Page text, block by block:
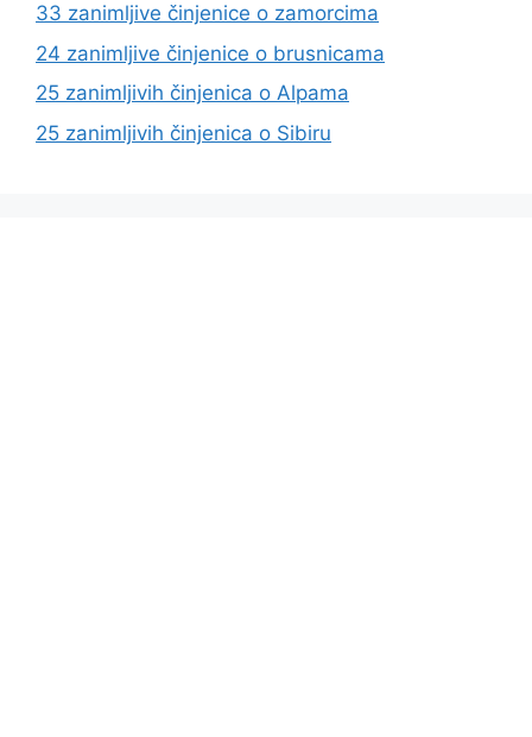
33 zanimljive činjenice o zamorcima
24 zanimljive činjenice o brusnicama
25 zanimljivih činjenica o Alpama
25 zanimljivih činjenica o Sibiru